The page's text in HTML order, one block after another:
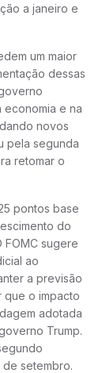
a janeiro e
um maior
dessas
economia e na
novos
pela segunda
retomar o
pontos base
do
FOMC sugere
ao
a previsão
que o impacto
adotada
Trump.
setembro.